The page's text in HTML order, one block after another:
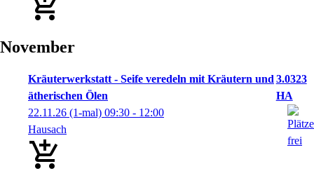
November
Kräuterwerkstatt - Seife veredeln mit Kräutern und
ätherischen Ölen
3.0323
HA
22.11.26 (1-mal) 09:30 - 12:00
Hausach